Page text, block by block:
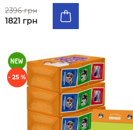
2396 грн
1821 грн
- 25 %